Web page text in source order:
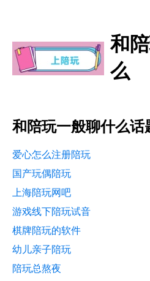
和
么
和陪玩一般聊什么话
爱心怎么注册陪玩
国产玩偶陪玩
上海陪玩网吧
游戏线下陪玩试音
棋牌陪玩的软件
幼儿亲子陪玩
陪玩总熬夜